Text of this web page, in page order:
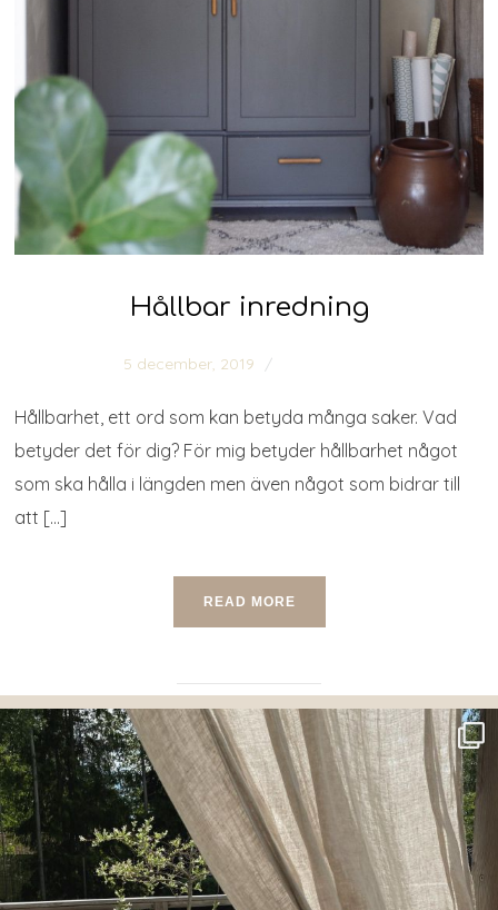
Hållbar inredning
5 december, 2019
Hållbarhet, ett ord som kan betyda många saker. Vad
betyder det för dig? För mig betyder hållbarhet något
som ska hålla i längden men även något som bidrar till
att […]
READ MORE